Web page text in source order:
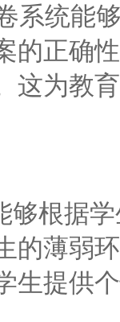
系统能
的正确
这为教
根据学
的薄弱
生提供